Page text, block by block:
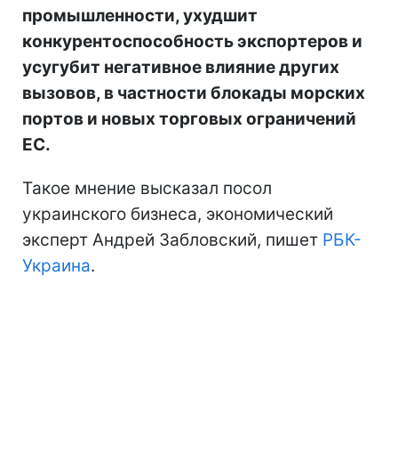
промышленности, ухудшит
конкурентоспособность экспортеров и
усугубит негативное влияние других
вызовов, в частности блокады морских
портов и новых торговых ограничений
ЕС.
Такое мнение высказал посол
украинского бизнеса, экономический
эксперт Андрей Забловский, пишет РБК-
Украина.